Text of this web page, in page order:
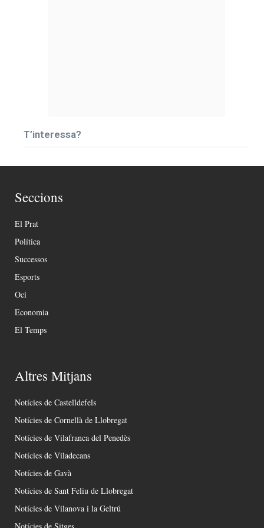
T’interessa?
Seccions
El Prat
Política
Successos
Esports
Oci
Economia
El Temps
Altres Mitjans
Notícies de Castelldefels
Notícies de Cornellà de Llobregat
Notícies de Vilafranca del Penedès
Notícies de Viladecans
Notícies de Gavà
Notícies de Sant Feliu de Llobregat
Notícies de Vilanova i la Geltrú